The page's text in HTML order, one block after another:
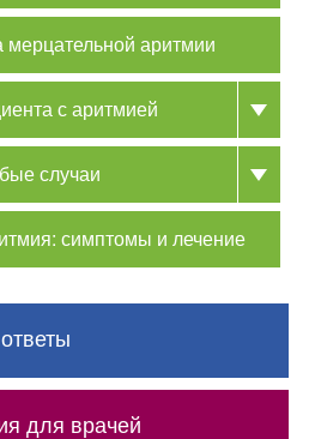
аритмии
с аритмией
случаи
симптомы и лечение
для врачей